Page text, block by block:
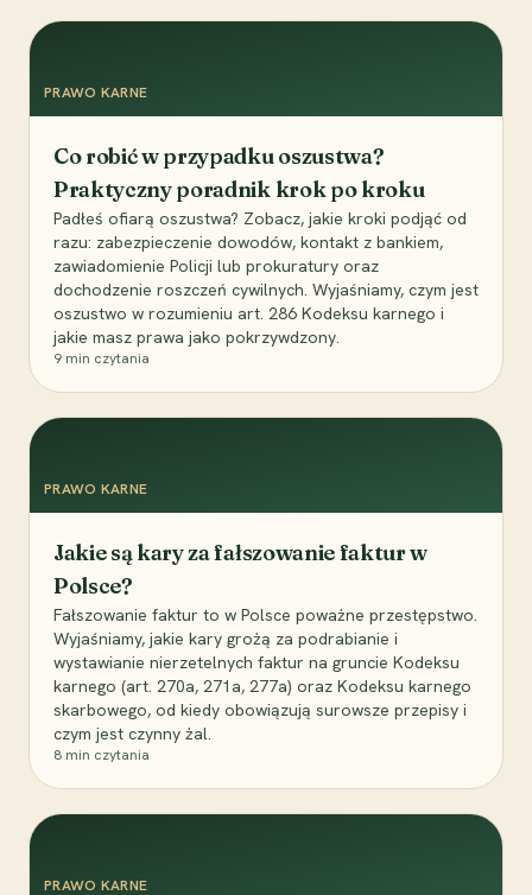
PRAWO KARNE
Co robić w przypadku oszustwa?
Praktyczny poradnik krok po kroku
Padłeś ofiarą oszustwa? Zobacz, jakie kroki podjąć od
razu: zabezpieczenie dowodów, kontakt z bankiem,
zawiadomienie Policji lub prokuratury oraz
dochodzenie roszczeń cywilnych. Wyjaśniamy, czym jest
oszustwo w rozumieniu art. 286 Kodeksu karnego i
jakie masz prawa jako pokrzywdzony.
9 min czytania
PRAWO KARNE
Jakie są kary za fałszowanie faktur w
Polsce?
Fałszowanie faktur to w Polsce poważne przestępstwo.
Wyjaśniamy, jakie kary grożą za podrabianie i
wystawianie nierzetelnych faktur na gruncie Kodeksu
karnego (art. 270a, 271a, 277a) oraz Kodeksu karnego
skarbowego, od kiedy obowiązują surowsze przepisy i
czym jest czynny żal.
8 min czytania
PRAWO KARNE